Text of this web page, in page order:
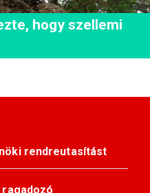
hogy szellemi
rendreutasítást